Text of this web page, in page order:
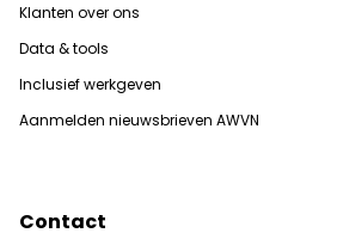
Klanten over ons
Data & tools
Inclusief werkgeven
Aanmelden nieuwsbrieven AWVN
Contact